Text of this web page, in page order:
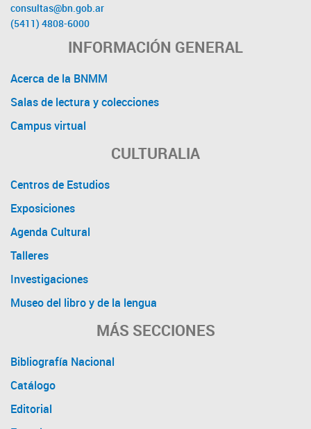
consultas@bn.gob.ar
(5411) 4808-6000
INFORMACIÓN GENERAL
Acerca de la BNMM
Salas de lectura y colecciones
Campus virtual
CULTURALIA
Centros de Estudios
Exposiciones
Agenda Cultural
Talleres
Investigaciones
Museo del libro y de la lengua
MÁS SECCIONES
Bibliografía Nacional
Catálogo
Editorial